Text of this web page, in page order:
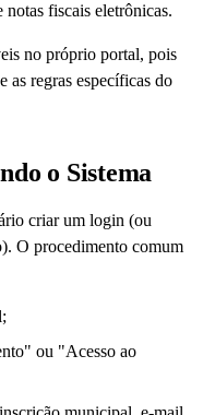
notas fiscais eletrônicas.
no próprio portal, pois
as regras específicas do
o Sistema
criar um login (ou
O procedimento comum
ou "Acesso ao